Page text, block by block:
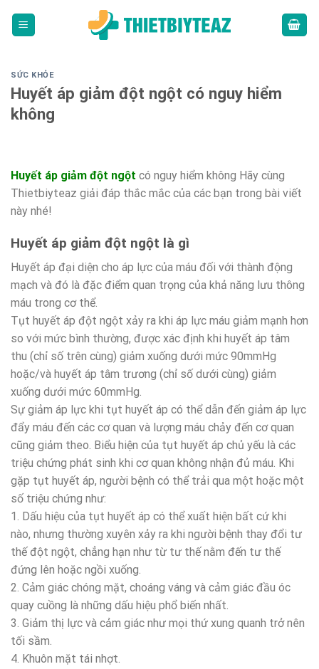
SỨC KHỎE
Huyết áp giảm đột ngột có nguy hiểm
không
Huyết áp giảm đột ngột có nguy hiểm không Hãy cùng
Thietbiyteaz giải đáp thắc mắc của các bạn trong bài viết
này nhé!
Huyết áp giảm đột ngột là gì
Huyết áp đại diện cho áp lực của máu đối với thành động
mạch và đó là đặc điểm quan trọng của khả năng lưu thông
máu trong cơ thể.
Tụt huyết áp đột ngột xảy ra khi áp lực máu giảm mạnh hơn
so với mức bình thường, được xác định khi huyết áp tâm
thu (chỉ số trên cùng) giảm xuống dưới mức 90mmHg
hoặc/và huyết áp tâm trương (chỉ số dưới cùng) giảm
xuống dưới mức 60mmHg.
Sự giảm áp lực khi tụt huyết áp có thể dẫn đến giảm áp lực
đẩy máu đến các cơ quan và lượng máu chảy đến cơ quan
cũng giảm theo. Biểu hiện của tụt huyết áp chủ yếu là các
triệu chứng phát sinh khi cơ quan không nhận đủ máu. Khi
gặp tụt huyết áp, người bệnh có thể trải qua một hoặc một
số triệu chứng như:
1. Dấu hiệu của tụt huyết áp có thể xuất hiện bất cứ khi
nào, nhưng thường xuyên xảy ra khi người bệnh thay đổi tư
thế đột ngột, chẳng hạn như từ tư thế nằm đến tư thế
đứng lên hoặc ngồi xuống.
2. Cảm giác chóng mặt, choáng váng và cảm giác đầu óc
quay cuồng là những dấu hiệu phổ biến nhất.
3. Giảm thị lực và cảm giác như mọi thứ xung quanh trở nên
tối sầm.
4. Khuôn mặt tái nhợt.